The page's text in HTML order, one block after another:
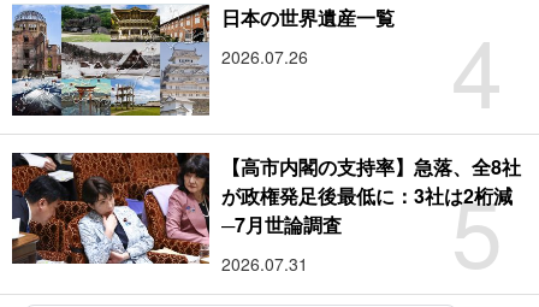
4
日本の世界遺産一覧
2026.07.26
5
【高市内閣の支持率】急落、全8社
が政権発足後最低に：3社は2桁減
─7月世論調査
2026.07.31